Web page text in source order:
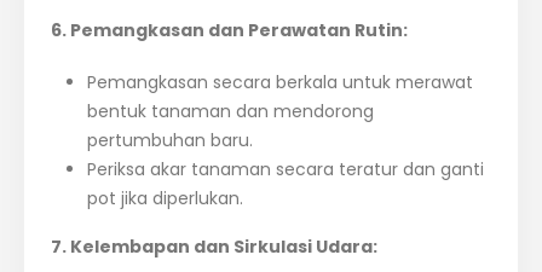
6. Pemangkasan dan Perawatan Rutin:
Pemangkasan secara berkala untuk merawat
bentuk tanaman dan mendorong
pertumbuhan baru.
Periksa akar tanaman secara teratur dan ganti
pot jika diperlukan.
7. Kelembapan dan Sirkulasi Udara: